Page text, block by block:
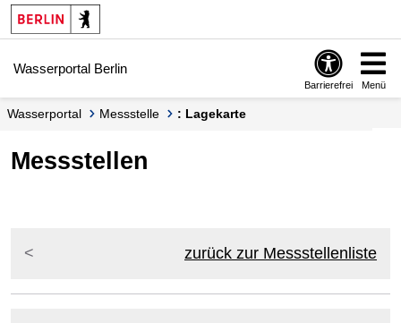
Springe zur Navigation
Springe zum Inhalt
Wasserportal Berlin
Barrierefrei Menü
Wasserportal Messstelle : Lagekarte
Messstellen
zurück zur Messstellenliste